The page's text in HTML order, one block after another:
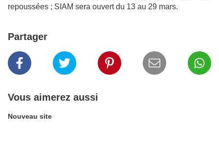
repoussées ; SIAM sera ouvert du 13 au 29 mars.
Partager
Vous aimerez aussi
Nouveau site